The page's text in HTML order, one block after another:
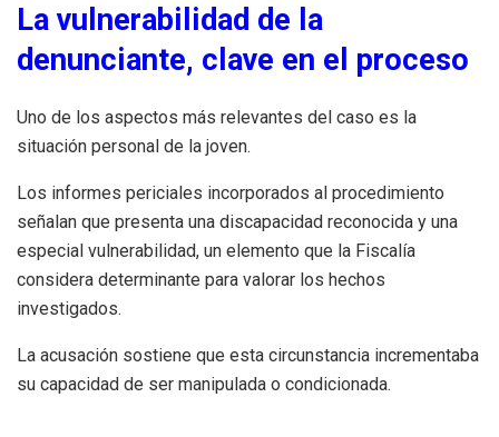
La vulnerabilidad de la
denunciante, clave en el proceso
Uno de los aspectos más relevantes del caso es la
situación personal de la joven.
Los informes periciales incorporados al procedimiento
señalan que presenta una discapacidad reconocida y una
especial vulnerabilidad, un elemento que la Fiscalía
considera determinante para valorar los hechos
investigados.
La acusación sostiene que esta circunstancia incrementaba
su capacidad de ser manipulada o condicionada.